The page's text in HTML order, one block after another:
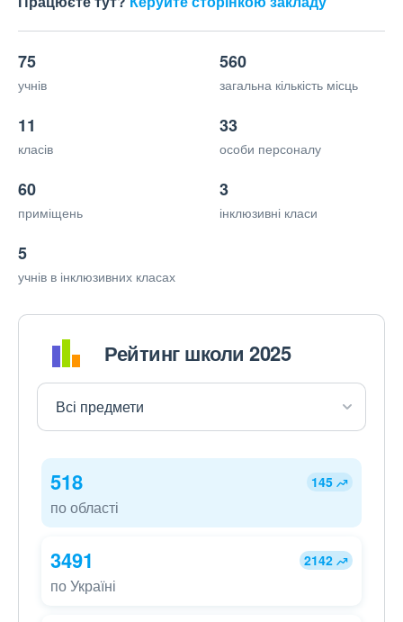
75
учнів
560
загальна кількість місць
11
класів
33
особи персоналу
60
приміщень
3
інклюзивні класи
5
учнів в інклюзивних класах
Рейтинг школи 2025
518 145
по області
3491 2142
по Україні